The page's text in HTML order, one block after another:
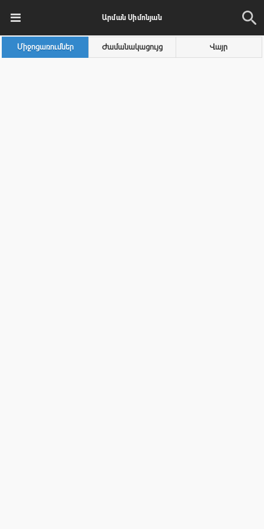
Արման Սիմոնյան
Միջոցառումներ Ժամանակացույց Վայր